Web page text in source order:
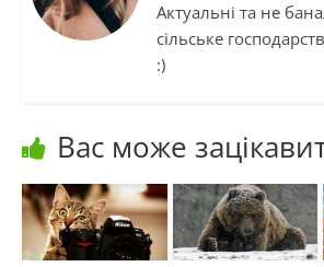
Актуальні та не
сільське
:)
Вас може